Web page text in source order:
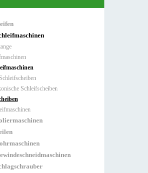
Schleifscheiben